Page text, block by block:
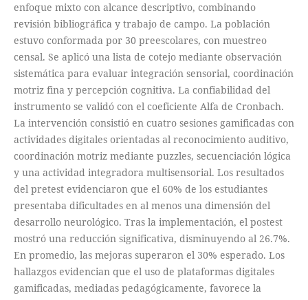
enfoque mixto con alcance descriptivo, combinando
revisión bibliográfica y trabajo de campo. La población
estuvo conformada por 30 preescolares, con muestreo
censal. Se aplicó una lista de cotejo mediante observación
sistemática para evaluar integración sensorial, coordinación
motriz fina y percepción cognitiva. La confiabilidad del
instrumento se validó con el coeficiente Alfa de Cronbach.
La intervención consistió en cuatro sesiones gamificadas con
actividades digitales orientadas al reconocimiento auditivo,
coordinación motriz mediante puzzles, secuenciación lógica
y una actividad integradora multisensorial. Los resultados
del pretest evidenciaron que el 60% de los estudiantes
presentaba dificultades en al menos una dimensión del
desarrollo neurológico. Tras la implementación, el postest
mostró una reducción significativa, disminuyendo al 26.7%.
En promedio, las mejoras superaron el 30% esperado. Los
hallazgos evidencian que el uso de plataformas digitales
gamificadas, mediadas pedagógicamente, favorece la